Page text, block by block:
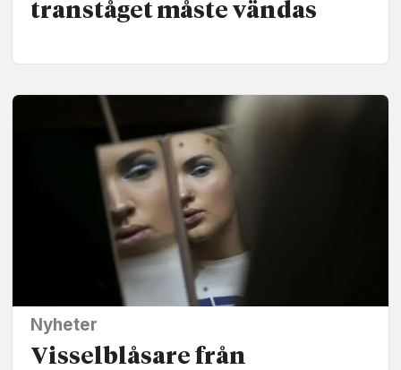
tranståget måste vändas
Nyheter
Visselblåsare från